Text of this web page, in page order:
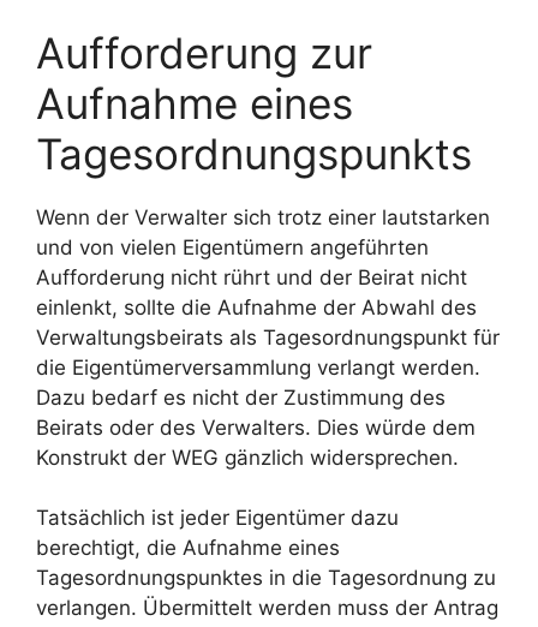
Aufforderung zur
Aufnahme eines
Tagesordnungspunkts
Wenn der Verwalter sich trotz einer lautstarken
und von vielen Eigentümern angeführten
Aufforderung nicht rührt und der Beirat nicht
einlenkt, sollte die Aufnahme der Abwahl des
Verwaltungsbeirats als Tagesordnungspunkt für
die Eigentümerversammlung verlangt werden.
Dazu bedarf es nicht der Zustimmung des
Beirats oder des Verwalters. Dies würde dem
Konstrukt der WEG gänzlich widersprechen.
Tatsächlich ist jeder Eigentümer dazu
berechtigt, die Aufnahme eines
Tagesordnungspunktes in die Tagesordnung zu
verlangen. Übermittelt werden muss der Antrag